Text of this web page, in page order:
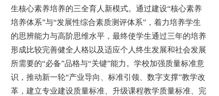
生核心素养培养的三全育人新模式。通过建设“核心素养
培养体系”与“发展性综合素质测评体系”，着力培养学生
的思辨能力与高阶思维水平，最终使学生通过三年的培养
形成比较完善健全人格以及适应个人终生发展和社会发展
所需要的“必备”品格与“关键”能力。学校加强质量标准意
识，推动新一轮“产业导向、标准引领、数字支撑”教学改
革，建立专业建设质量标准、升级课程教学质量标准、完